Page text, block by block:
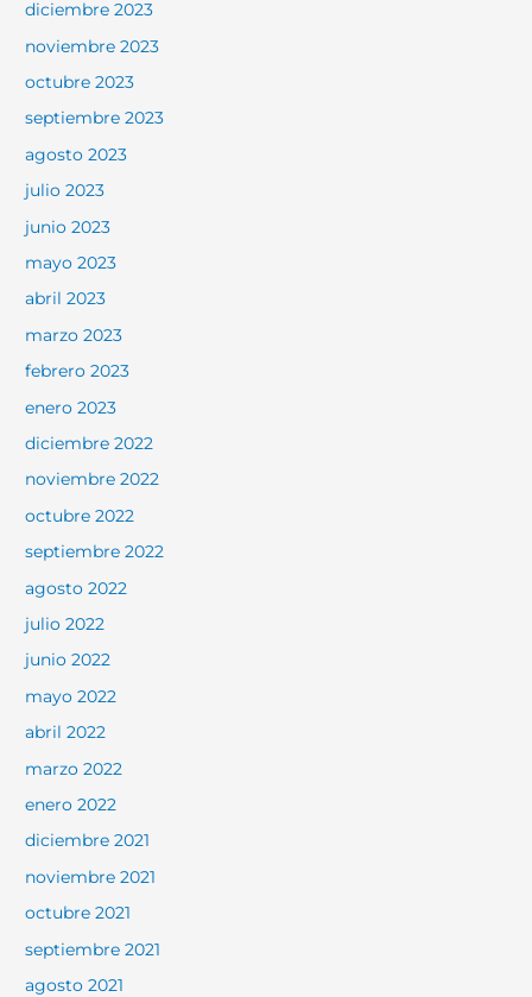
diciembre 2023
noviembre 2023
octubre 2023
septiembre 2023
agosto 2023
julio 2023
junio 2023
mayo 2023
abril 2023
marzo 2023
febrero 2023
enero 2023
diciembre 2022
noviembre 2022
octubre 2022
septiembre 2022
agosto 2022
julio 2022
junio 2022
mayo 2022
abril 2022
marzo 2022
enero 2022
diciembre 2021
noviembre 2021
octubre 2021
septiembre 2021
agosto 2021